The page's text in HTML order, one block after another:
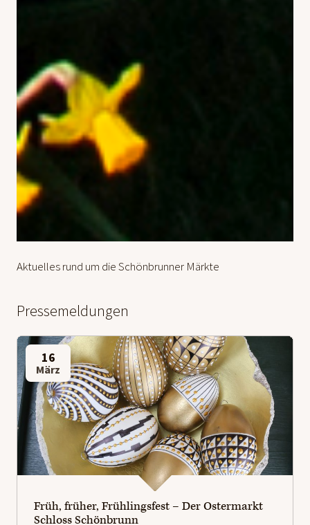
Aktuelles rund um die Schönbrunner Märkte
Pressemeldungen
16
März
Früh, früher, Frühlingsfest – Der Ostermarkt
Schloss Schönbrunn